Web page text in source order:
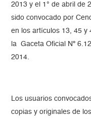
2013 y el 1° de abril de
sido convocado por
en los artículos 13, 45 y
la Gaceta Oficial Nº
2014.
Los usuarios
copias y originales de